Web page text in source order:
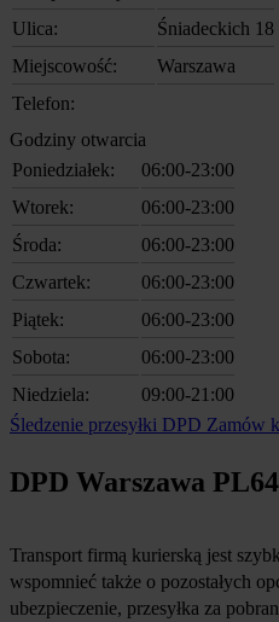
Ulica:
Śniadeckich 18
Miejscowość:
Warszawa
Telefon:
Godziny otwarcia
Poniedziałek:
06:00-23:00
Wtorek:
06:00-23:00
Środa:
06:00-23:00
Czwartek:
06:00-23:00
Piątek:
06:00-23:00
Sobota:
06:00-23:00
Niedziela:
09:00-21:00
Śledzenie przesyłki DPD Zamów
DPD Warszawa
Transport firmą kurierską jest
wspomnieć także o pozostałych
ubezpieczenie, przesyłka za